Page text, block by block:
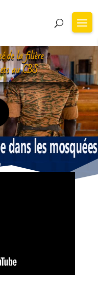
de la filière
au CBS